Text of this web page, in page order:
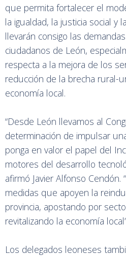
que permita fortalecer el
la igualdad, la justicia social y
llevarán consigo las
ciudadanos de León,
respecta a la mejora de los
reducción de la brecha rural-
economía local.
“Desde León llevamos al
determinación de impulsar
ponga en valor el papel del
motores del desarrollo
afirmó Javier Alfonso Cendón.
medidas que apoyen la
provincia, apostando por
revitalizando la economía
Los delegados leoneses